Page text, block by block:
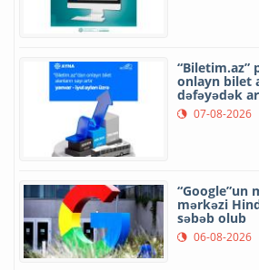
“Biletim.az”
onlayn bilet
dəfəyədək
07-08-2026
“Google”un
mərkəzi
səbəb olub
06-08-2026